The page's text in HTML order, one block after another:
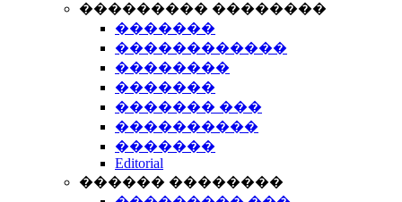
��������� ��������
�������
������������
��������
�������
������� ���
����������
�������
Editorial
������ ��������